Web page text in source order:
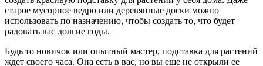
старое мусорное ведро или деревянные доски можно
использовать по назначению, чтобы создать то, что будет
радовать вас долгие годы.
Будь то новичок или опытный мастер, подставка для растений
ждет своего часа. Она есть в вас, но вы еще не открыли ее